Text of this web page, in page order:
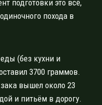
подготовки это всё,
похода в
(без кухни и
3700 граммов.
вышел около 23
и питьём в дорогу.